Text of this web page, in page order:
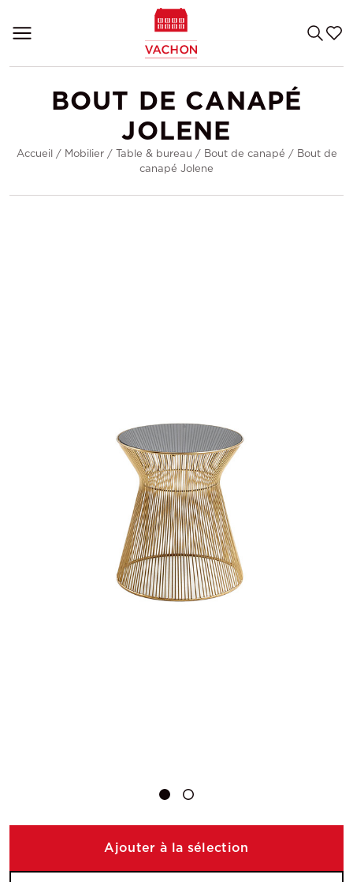
BOUT DE CANAPÉ
JOLENE
Accueil / Mobilier/ Table & bureau / Bout de canapé / Bout de
canapé Jolene
Ajouter à la sélection